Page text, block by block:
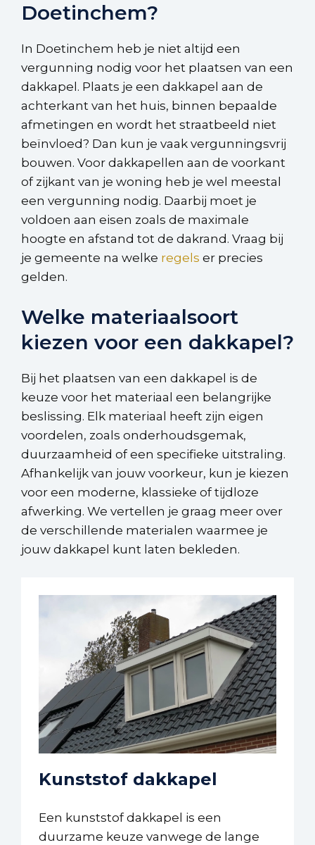
Doetinchem?
In Doetinchem heb je niet altijd een
vergunning nodig voor het plaatsen van een
dakkapel. Plaats je een dakkapel aan de
achterkant van het huis, binnen bepaalde
afmetingen en wordt het straatbeeld niet
beïnvloed? Dan kun je vaak vergunningsvrij
bouwen. Voor dakkapellen aan de voorkant
of zijkant van je woning heb je wel meestal
een vergunning nodig. Daarbij moet je
voldoen aan eisen zoals de maximale
hoogte en afstand tot de dakrand. Vraag bij
je gemeente na welke regels er precies
gelden.
Welke materiaalsoort
kiezen voor een dakkapel?
Bij het plaatsen van een dakkapel is de
keuze voor het materiaal een belangrijke
beslissing. Elk materiaal heeft zijn eigen
voordelen, zoals onderhoudsgemak,
duurzaamheid of een specifieke uitstraling.
Afhankelijk van jouw voorkeur, kun je kiezen
voor een moderne, klassieke of tijdloze
afwerking. We vertellen je graag meer over
de verschillende materialen waarmee je
jouw dakkapel kunt laten bekleden.
Kunststof dakkapel
Een kunststof dakkapel is een
duurzame keuze vanwege de lange